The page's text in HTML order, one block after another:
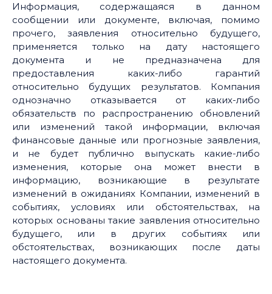
Информация, содержащаяся в данном
сообщении или документе, включая, помимо
прочего, заявления относительно будущего,
применяется только на дату настоящего
документа и не предназначена для
предоставления каких-либо гарантий
относительно будущих результатов. Компания
однозначно отказывается от каких-либо
обязательств по распространению обновлений
или изменений такой информации, включая
финансовые данные или прогнозные заявления,
и не будет публично выпускать какие-либо
изменения, которые она может внести в
информацию, возникающие в результате
изменений в ожиданиях Компании, изменений в
событиях, условиях или обстоятельствах, на
которых основаны такие заявления относительно
будущего, или в других событиях или
обстоятельствах, возникающих после даты
настоящего документа.